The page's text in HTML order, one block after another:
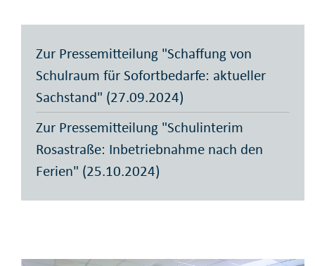
Zur Pressemitteilung "Schaffung von
Schulraum für Sofortbedarfe: aktueller
Sachstand" (27.09.2024)
Zur Pressemitteilung "Schulinterim
Rosastraße: Inbetriebnahme nach den
Ferien" (25.10.2024)